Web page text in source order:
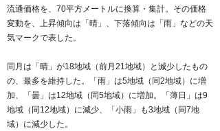
流通価格を、70平方メートルに換算・集計。その価格
変動を、上昇傾向は「晴」、下落傾向は「雨」などの天
気マークで表した。
同月は「晴」が18地域（前月21地域）と減少したもの
の、最多を維持した。「雨」は5地域（同2地域）に増
加、「曇」は12地域（同5地域）に増加。「薄日」は9
地域（同12地域）に減少、「小雨」も3地域（同7地
域）に減少した。